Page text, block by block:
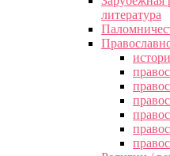
литература